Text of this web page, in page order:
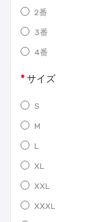
2番
3番
4番
サイズ
S
M
L
XL
XXL
XXXL